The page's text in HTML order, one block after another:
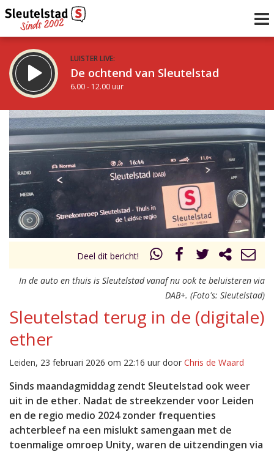
LUISTER LIVE:
De ochtend van Sleutelstad
6.00 - 12.00 uur
STRAKS:
De middag van Sleutelstad
12.00 - 19.00 uur
Vorig uur
uur 1 van 0 Volgend uur
Deel dit bericht!
In de auto en thuis is Sleutelstad vanaf nu ook te beluisteren via
DAB+. (Foto's: Sleutelstad)
Sleutelstad terug in de (digitale)
ether
Leiden, 23 februari 2026 om 22:16 uur door Chris de Waard
Sinds maandagmiddag zendt Sleutelstad ook weer
uit in de ether. Nadat de streekzender voor Leiden
en de regio medio 2024 zonder frequenties
achterbleef na een mislukt samengaan met de
toenmalige omroep Unity, waren de uitzendingen via